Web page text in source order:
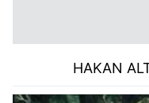
HAKAN